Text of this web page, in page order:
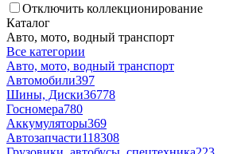
Отключить коллекционирование
Каталог
Авто, мото, водный транспорт
Все категории
Авто, мото, водный транспорт
Автомобили397
Шины, Диски36778
Госномера780
Аккумуляторы369
Автозапчасти118308